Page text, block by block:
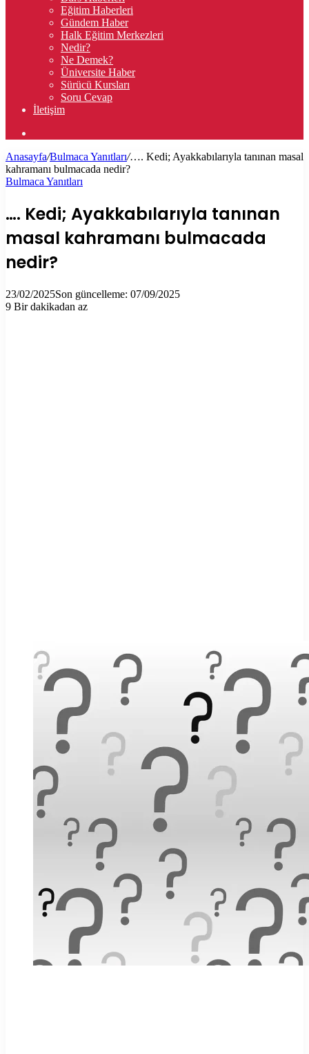
Eğitim Haberleri
Gündem Haber
Halk Eğitim Merkezleri
Nedir?
Ne Demek?
Üniversite Haber
Sürücü Kursları
Soru Cevap
İletişim
...
Anasayfa/Bulmaca Yanıtları/…. Kedi; Ayakkabılarıyla tanınan masal
kahramanı bulmacada nedir?
Bulmaca Yanıtları
…. Kedi; Ayakkabılarıyla tanınan
masal kahramanı bulmacada
nedir?
23/02/2025Son güncelleme: 07/09/2025
9 Bir dakikadan az